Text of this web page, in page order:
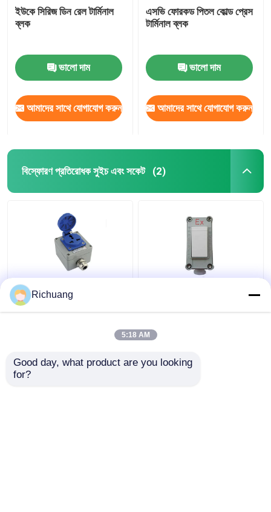
ইউকে সিরিজ ডিন রেল টার্মিনাল
ব্লক
ভালো দাম
আমাদের সাথে যোগাযোগ করুন
এসভি ফোরকড পিতল কোল্ড প্রেস
টার্মিনাল ব্লক
ভালো দাম
আমাদের সাথে যোগাযোগ করুন
বিস্ফোরণ প্রতিরোধক সুইচ এবং সকেট (2)
220 ভোল্ট আউটডোর বিস্ফোরণ
প্রতিরোধক সকেট পাঁচ গর্ত উন্মুক্ত
Richuang
5:18 AM
Good day, what product are you looking
for?